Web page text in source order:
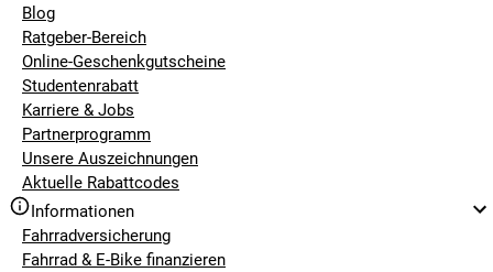
Blog
Ratgeber-Bereich
Online-Geschenkgutscheine
Studentenrabatt
Karriere & Jobs
Partnerprogramm
Unsere Auszeichnungen
Aktuelle Rabattcodes
Informationen
Fahrradversicherung
Fahrrad & E-Bike finanzieren